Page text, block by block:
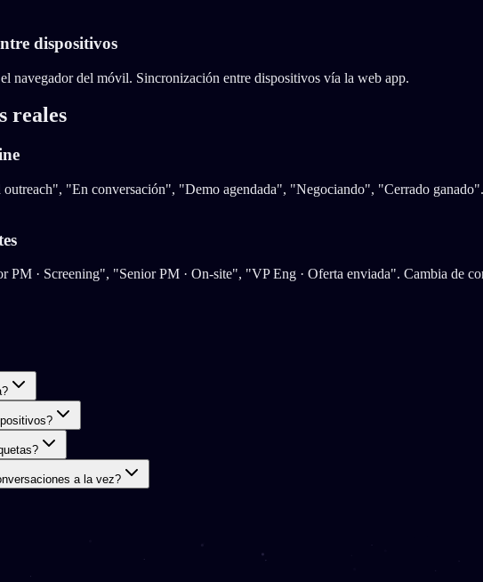
dispositivos
navegador del móvil. Sincronización entre dispositivos vía la web app.
reales
"En conversación", "Demo agendada", "Negociando", "Cerrado
PM · Screening", "Senior PM · On-site", "VP Eng · Oferta enviada". Cambia de
a la vez?